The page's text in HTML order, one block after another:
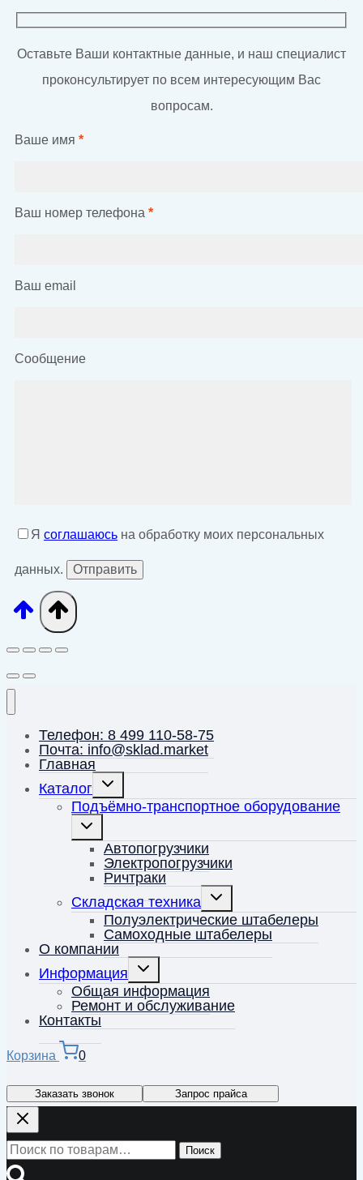
Оставьте Ваши контактные данные, и наш специалист
проконсультирует по всем интересующим Вас
вопросам.
Ваше имя *
Ваш номер телефона *
Ваш email
Сообщение
Я соглашаюсь на обработку моих персональных
данных.
Телефон: 8 499 110-58-75
Почта: info@sklad.market
Главная
Каталог
Переключить
меню
Подъёмно-транспортное оборудование
Переключить
меню Автопогрузчики
Электропогрузчики
Ричтраки
Складская техника
Переключить
меню
Полуэлектрические штабелеры
Самоходные штабелеры
О компании
Информация
Переключить
меню
Общая информация
Ремонт и обслуживание
Контакты
Корзина 0
Заказать звонок Запрос прайса
Искать: Поиск